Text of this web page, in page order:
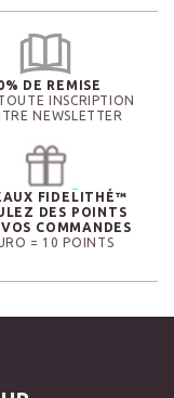
DE REMISE
INSCRIPTION
NEWSLETTER
FIDELITHÉ™
DES POINTS
COMMANDES
= 10 POINTS